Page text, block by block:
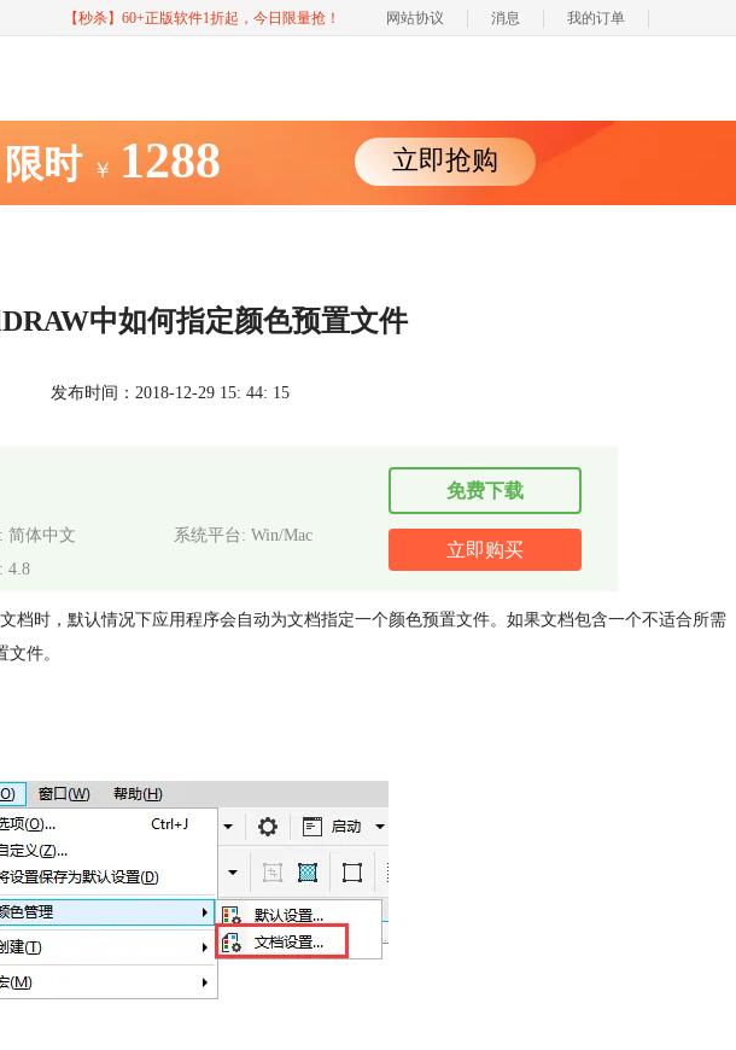
【秒杀】60+正版软件1折起，今日限量抢！ 网站协议 消息 我的订单
限时 ￥ 1288 立即抢购
中如何指定颜色预置文件
发布时间：2018-12-29 15: 44: 15
简体中文
系统平台: Win/Mac
4.8
免费下载
立即购买
档时，默认情况下应用程序会自动为文档指定一个颜色预置文件。如果文档包含一个不适合所需
件。